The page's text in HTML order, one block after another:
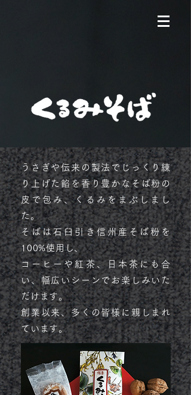
うさぎや伝来の製法でじっくり練
り上げた餡を香り豊かなそば粉の
皮で包み、くるみをまぶしまし
た。
そばは石臼引き信州産そば粉を
100%使用し、
コーヒーや紅茶、日本茶にも合
い、幅広いシーンでお楽しみいた
だけます。
創業以来、多くの皆様に親しまれ
ています。